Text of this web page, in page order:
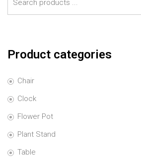
Product categories
Chair
Clock
Flower Pot
Plant Stand
Table